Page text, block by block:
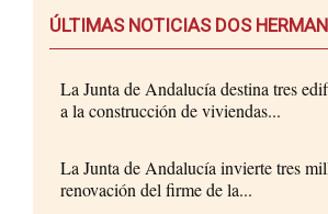
ÚLTIMAS NOTICIAS DOS
La Junta de Andalucía destina tres
a la construcción de viviendas...
La Junta de Andalucía invierte tres
renovación del firme de la...